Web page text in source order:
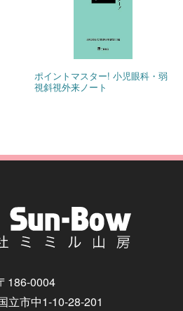
ポイントマスター! 小児眼科・弱
視斜視外来ノート
186-0004
立市中1-10-28-201